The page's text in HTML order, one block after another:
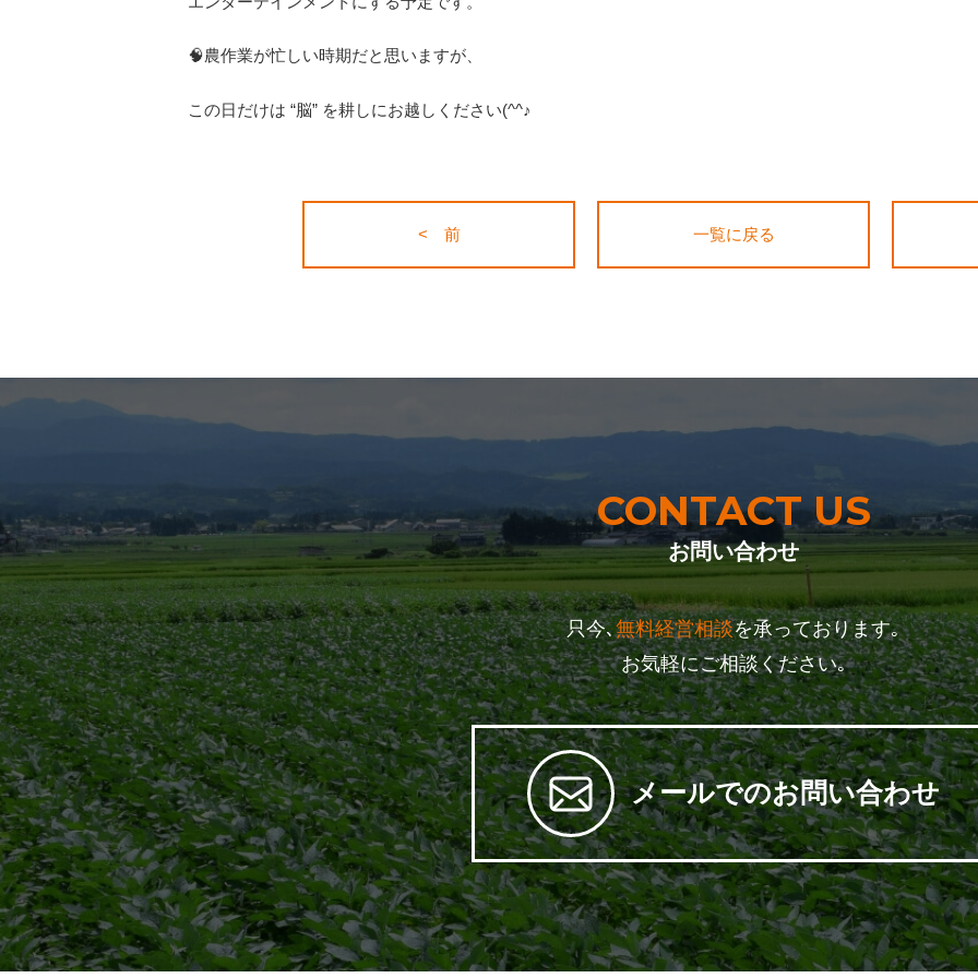
🧠農作業が忙しい時期だと思いますが、
この日だけは “脳” を耕しにお越しください(^^♪
< 前 一覧に戻る
CONTACT US
お問い合わせ
只今､無料経営相談を承っております｡
お気軽にご相談ください｡
メールでのお問い合わせ